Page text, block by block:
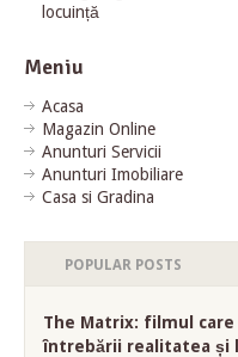
locuință
Meniu
Acasa
Magazin Online
Anunturi Servicii
Anunturi Imobiliare
Casa si Gradina
POPULAR POSTS
The Matrix: filmul care
întrebării realitatea și